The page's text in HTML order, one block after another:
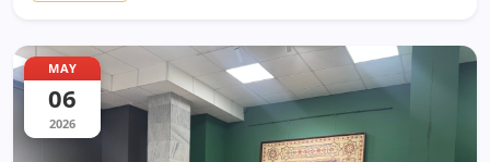
MAY
06
2026